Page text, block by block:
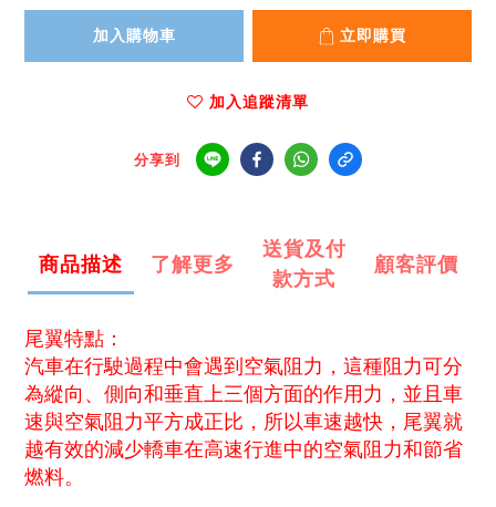
加入購物車 立即購買
加入追蹤清單
分享到
商品描述 了解更多
送貨及付
款方式
顧客評價
尾翼特點：
汽車在行駛過程中會遇到空氣阻力，這種阻力可分
為縱向、側向和垂直上三個方面的作用力，並且車
速與空氣阻力平方成正比，所以車速越快，尾翼就
越有效的減少轎車在高速行進中的空氣阻力和節省
燃料。